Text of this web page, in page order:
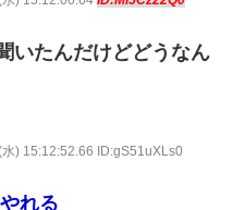
いたんだけどどうなん
) 15:12:52.66 ID:gS51uXLs0
れる